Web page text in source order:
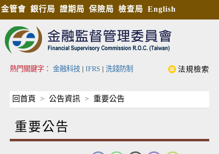
金管會 銀行局 證期局 保險局 檢查局 English
熱門關鍵字： 金融科技 | IFRS | 洗錢防制 法規檢索
回首頁 公告資訊 重要公告
重要公告